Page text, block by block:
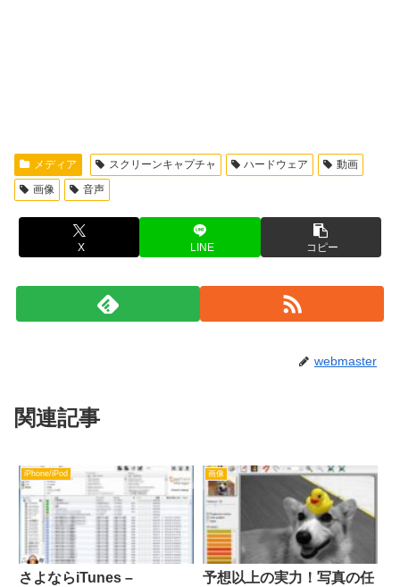
メディア スクリーンキャプチャ ハードウェア
動画
画像
音声
X LINE コピー
webmaster
関連記事
iPhone/iPod
さよならiTunes –
画像
予想以上の実力！写真の任